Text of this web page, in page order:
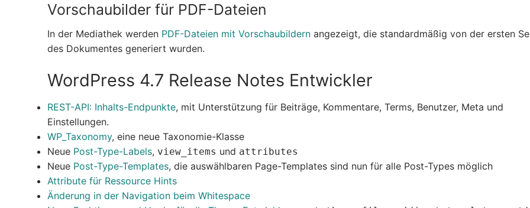
Vorschaubilder für PDF-Dateien
In der Mediathek werden PDF-Dateien mit Vorschaubildern angezeigt, die standardmäßig von der ersten
des Dokumentes generiert wurden.
WordPress 4.7 Release Notes Entwickler
REST-API: Inhalts-Endpunkte, mit Unterstützung für Beiträge, Kommentare, Terms, Benutzer, Meta und
Einstellungen.
WP_Taxonomy, eine neue Taxonomie-Klasse
Neue Post-Type-Labels, view_items und attributes
Neue Post-Type-Templates, die auswählbaren Page-Templates sind nun für alle Post-Types möglich
Attribute für Ressource Hints
Änderung in der Navigation beim Whitespace